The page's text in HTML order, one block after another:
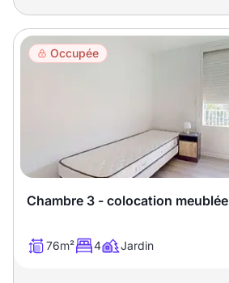
Occupée
Chambre 3 - colocation meublée
76m² 4 Jardin